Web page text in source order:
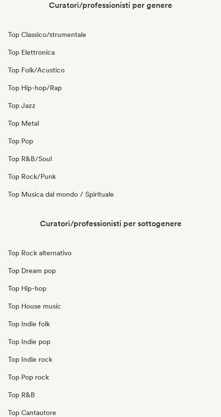
Curatori/professionisti per genere
Top Classico/strumentale
Top Elettronica
Top Folk/Acustico
Top Hip-hop/Rap
Top Jazz
Top Metal
Top Pop
Top R&B/Soul
Top Rock/Punk
Top Musica dal mondo / Spirituale
Curatori/professionisti per sottogenere
Top Rock alternativo
Top Dream pop
Top Hip-hop
Top House music
Top Indie folk
Top Indie pop
Top Indie rock
Top Pop rock
Top R&B
Top Cantautore